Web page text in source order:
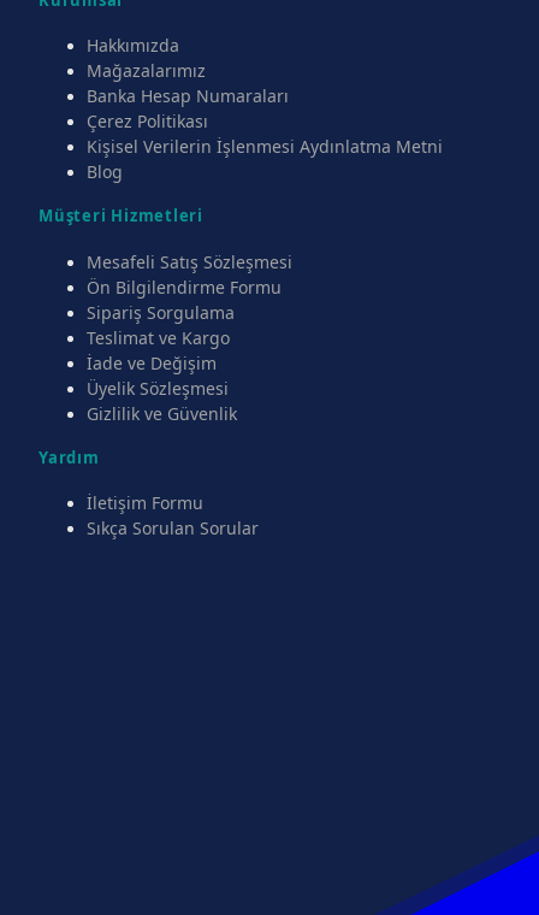
Hakkımızda
Mağazalarımız
Banka Hesap Numaraları
Çerez Politikası
Kişisel Verilerin İşlenmesi Aydınlatma Metni
Blog
Müşteri Hizmetleri
Mesafeli Satış Sözleşmesi
Ön Bilgilendirme Formu
Sipariş Sorgulama
Teslimat ve Kargo
İade ve Değişim
Üyelik Sözleşmesi
Gizlilik ve Güvenlik
Yardım
İletişim Formu
Sıkça Sorulan Sorular